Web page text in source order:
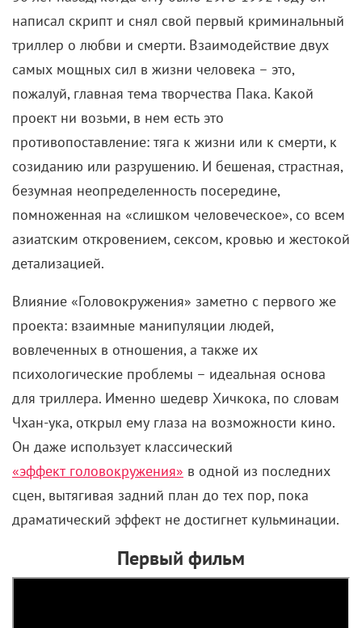
написал скрипт и снял свой первый криминальный
триллер о любви и смерти. Взаимодействие двух
самых мощных сил в жизни человека – это,
пожалуй, главная тема творчества Пака. Какой
проект ни возьми, в нем есть это
противопоставление: тяга к жизни или к смерти, к
созиданию или разрушению. И бешеная, страстная,
безумная неопределенность посередине,
помноженная на «слишком человеческое», со всем
азиатским откровением, сексом, кровью и жестокой
детализацией.
Влияние «Головокружения» заметно с первого же
проекта: взаимные манипуляции людей,
вовлеченных в отношения, а также их
психологические проблемы – идеальная основа
для триллера. Именно шедевр Хичкока, по словам
Чхан-ука, открыл ему глаза на возможности кино.
Он даже использует классический
«эффект головокружения» в одной из последних
сцен, вытягивая задний план до тех пор, пока
драматический эффект не достигнет кульминации.
Первый фильм